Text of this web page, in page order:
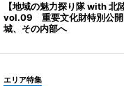
【地域の魅力探り隊 with 北
vol.09 重要文化財特別公
城、その内部へ
エリア特集